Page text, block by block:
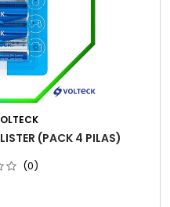
(PACK 4 PILAS)
(0)